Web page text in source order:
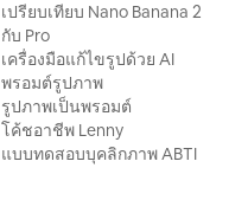
เปรียบเทียบ Nano Banana 2
กับ Pro
เครื่องมือแก้ไขรูปด้วย AI
พรอมต์รูปภาพ
รูปภาพเป็นพรอมต์
โค้ชอาชีพ Lenny
แบบทดสอบบุคลิกภาพ ABTI